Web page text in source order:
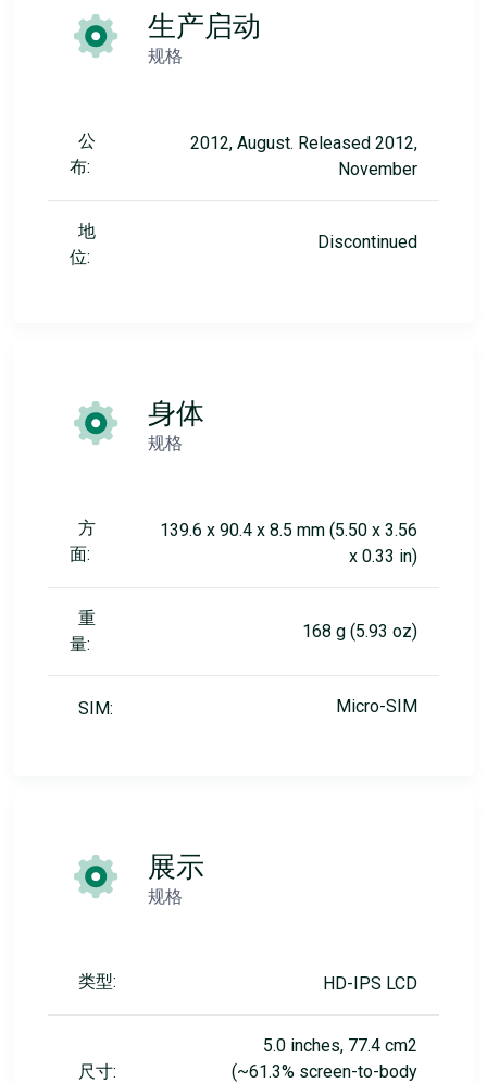
生产启动
规格
公
布:
2012, August. Released 2012,
November
地
位:
Discontinued
身体
规格
方
面:
139.6 x 90.4 x 8.5 mm (5.50 x 3.56
x 0.33 in)
重
量:
168 g (5.93 oz)
SIM: Micro-SIM
展示
规格
类型: HD-IPS LCD
尺寸:
5.0 inches, 77.4 cm2
(~61.3% screen-to-body